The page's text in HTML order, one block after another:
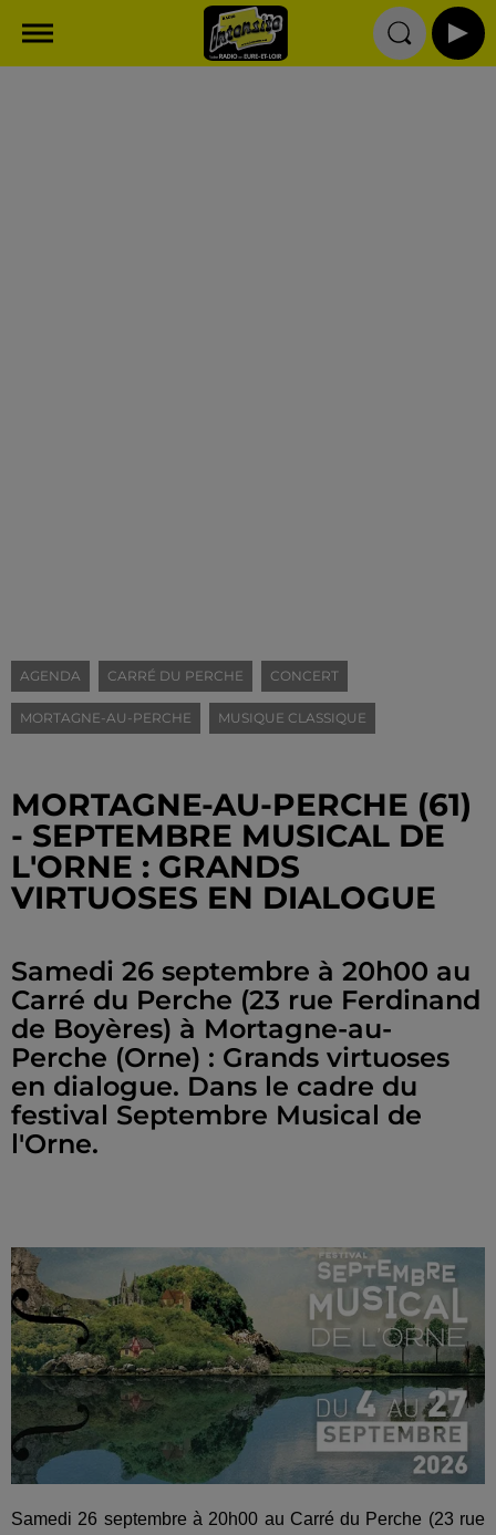
AGENDA CARRÉ DU PERCHE CONCERT
MORTAGNE-AU-PERCHE MUSIQUE CLASSIQUE
MORTAGNE-AU-PERCHE (61)
- SEPTEMBRE MUSICAL DE
L'ORNE : GRANDS
VIRTUOSES EN DIALOGUE
Samedi 26 septembre à 20h00 au
Carré du Perche (23 rue Ferdinand
de Boyères) à Mortagne-au-
Perche (Orne) : Grands virtuoses
en dialogue. Dans le cadre du
festival Septembre Musical de
l'Orne.
Samedi 26 septembre à 20h00 au Carré du Perche (23 rue